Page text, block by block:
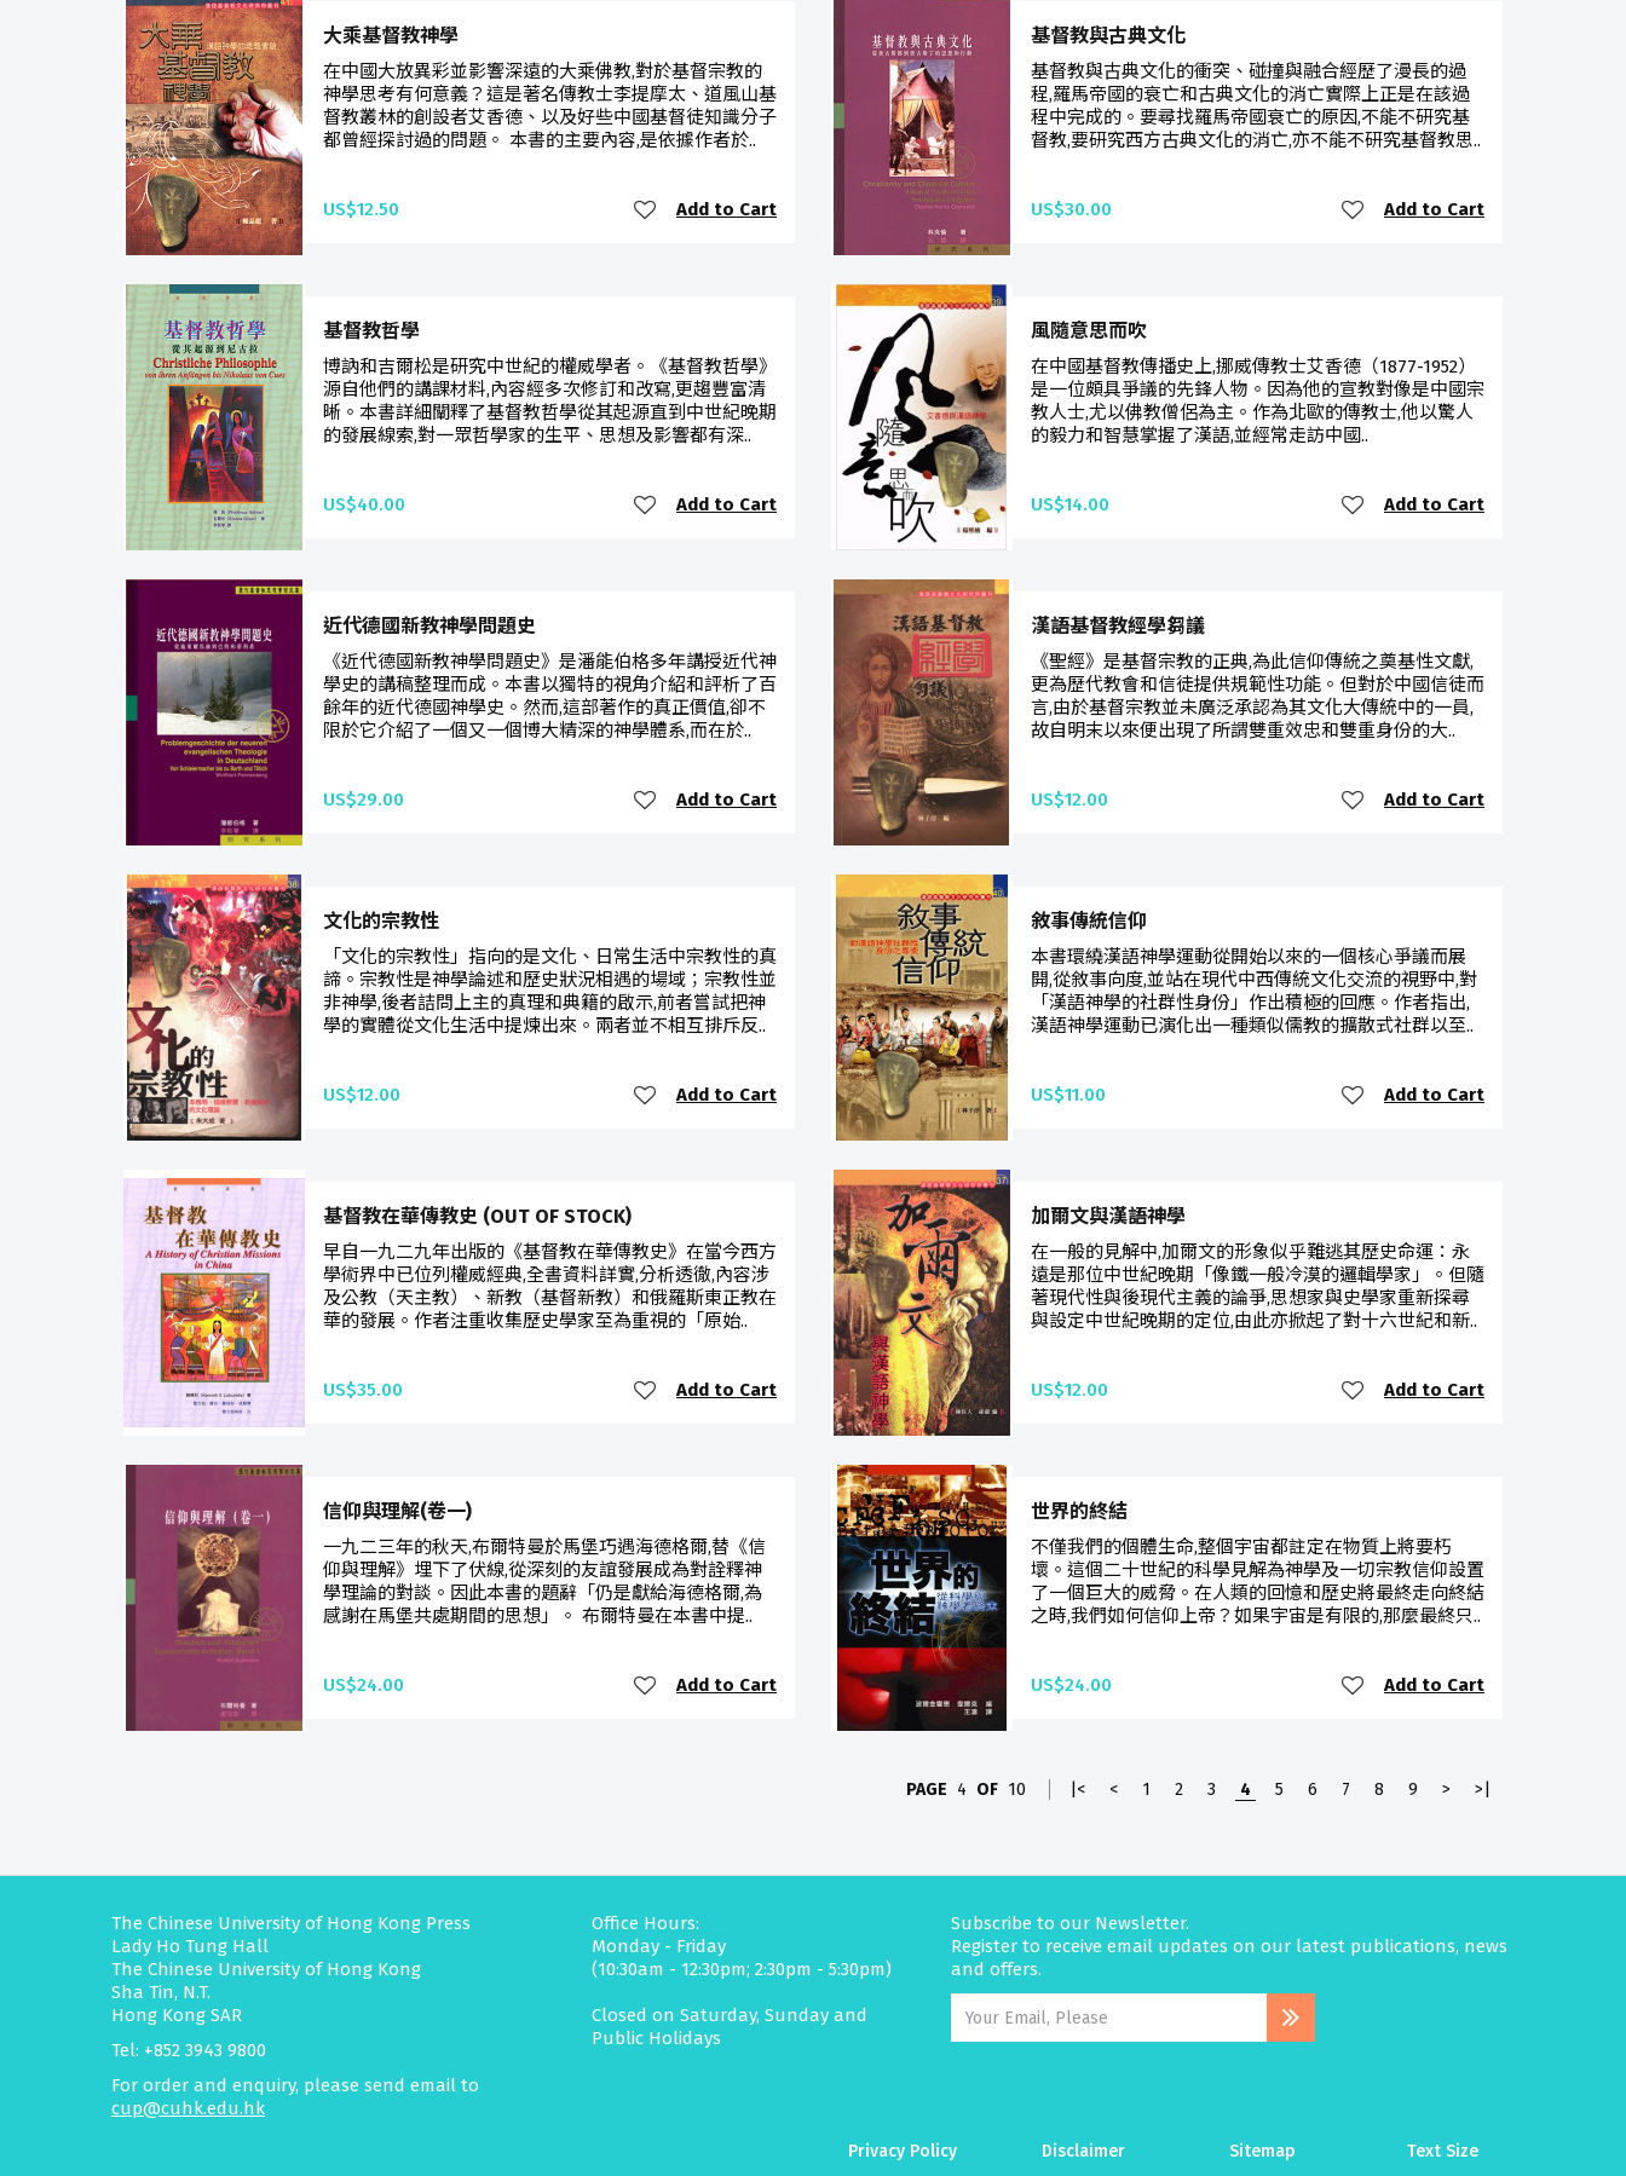
大乘基督教神學
在中國大放異彩並影響深遠的大乘佛教,對於基督宗教的
神學思考有何意義？這是著名傳教士李提摩太、道風山基
督教叢林的創設者艾香德、以及好些中國基督徒知識分子
都曾經探討過的問題。 本書的主要內容,是依據作者於..
US$12.50 Add to Cart
基督教與古典文化
基督教與古典文化的衝突、碰撞與融合經歷了漫長的過
程,羅馬帝國的衰亡和古典文化的消亡實際上正是在該過
程中完成的。要尋找羅馬帝國衰亡的原因,不能不研究基
督教,要研究西方古典文化的消亡,亦不能不研究基督教思..
US$30.00 Add to Cart
基督教哲學
博訥和吉爾松是研究中世紀的權威學者。《基督教哲學》
源自他們的講課材料,內容經多次修訂和改寫,更趨豐富清
晰。本書詳細闡釋了基督教哲學從其起源直到中世紀晚期
的發展線索,對一眾哲學家的生平、思想及影響都有深..
US$40.00 Add to Cart
風隨意思而吹
在中國基督教傳播史上,挪威傳教士艾香德（1877-1952）
是一位頗具爭議的先鋒人物。因為他的宣教對像是中國宗
教人士,尤以佛教僧侶為主。作為北歐的傳教士,他以驚人
的毅力和智慧掌握了漢語,並經常走訪中國..
US$14.00 Add to Cart
近代德國新教神學問題史
《近代德國新教神學問題史》是潘能伯格多年講授近代神
學史的講稿整理而成。本書以獨特的視角介紹和評析了百
餘年的近代德國神學史。然而,這部著作的真正價值,卻不
限於它介紹了一個又一個博大精深的神學體系,而在於..
US$29.00 Add to Cart
漢語基督教經學芻議
《聖經》是基督宗教的正典,為此信仰傳統之奠基性文獻,
更為歷代教會和信徒提供規範性功能。但對於中國信徒而
言,由於基督宗教並未廣泛承認為其文化大傳統中的一員,
故自明末以來便出現了所謂雙重效忠和雙重身份的大..
US$12.00 Add to Cart
文化的宗教性
「文化的宗教性」指向的是文化、日常生活中宗教性的真
諦。宗教性是神學論述和歷史狀況相遇的場域；宗教性並
非神學,後者詰問上主的真理和典籍的啟示,前者嘗試把神
學的實體從文化生活中提煉出來。兩者並不相互排斥反..
US$12.00 Add to Cart
敘事傳統信仰
本書環繞漢語神學運動從開始以來的一個核心爭議而展
開,從敘事向度,並站在現代中西傳統文化交流的視野中,對
「漢語神學的社群性身份」作出積極的回應。作者指出,
漢語神學運動已演化出一種類似儒教的擴散式社群以至..
US$11.00 Add to Cart
基督教在華傳教史 (OUT OF STOCK)
早自一九二九年出版的《基督教在華傳教史》在當今西方
學術界中已位列權威經典,全書資料詳實,分析透徹,內容涉
及公教（天主教）、新教（基督新教）和俄羅斯東正教在
華的發展。作者注重收集歷史學家至為重視的「原始..
US$35.00 Add to Cart
加爾文與漢語神學
在一般的見解中,加爾文的形象似乎難逃其歷史命運：永
遠是那位中世紀晚期「像鐵一般冷漠的邏輯學家」。但隨
著現代性與後現代主義的論爭,思想家與史學家重新探尋
與設定中世紀晚期的定位,由此亦掀起了對十六世紀和新..
US$12.00 Add to Cart
信仰與理解(卷一)
一九二三年的秋天,布爾特曼於馬堡巧遇海德格爾,替《信
仰與理解》埋下了伏線,從深刻的友誼發展成為對詮釋神
學理論的對談。因此本書的題辭「仍是獻給海德格爾,為
感謝在馬堡共處期間的思想」。 布爾特曼在本書中提..
US$24.00 Add to Cart
世界的終結
不僅我們的個體生命,整個宇宙都註定在物質上將要朽
壞。這個二十世紀的科學見解為神學及一切宗教信仰設置
了一個巨大的威脅。在人類的回憶和歷史將最終走向終結
之時,我們如何信仰上帝？如果宇宙是有限的,那麼最終只..
US$24.00 Add to Cart
PAGE 4 OF 10 |< < 1 2 3 4 5 6 7 8 9 > >|
The Chinese University of Hong Kong Press
Lady Ho Tung Hall
The Chinese University of Hong Kong
Sha Tin, N.T.
Hong Kong SAR
Tel: +852 3943 9800
For order and enquiry, please send email to
cup@cuhk.edu.hk
Office Hours:
Monday - Friday
(10:30am - 12:30pm; 2:30pm - 5:30pm)
Closed on Saturday, Sunday and
Public Holidays
Subscribe to our Newsletter.
Register to receive email updates on our latest publications, news
and offers.
Privacy Policy Disclaimer Sitemap Text Size